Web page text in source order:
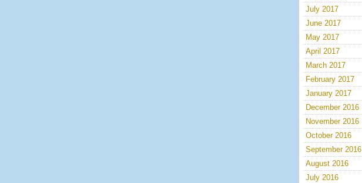
July 2017
June 2017
May 2017
April 2017
March 2017
February 2017
January 2017
December 2016
November 2016
October 2016
September 2016
August 2016
July 2016